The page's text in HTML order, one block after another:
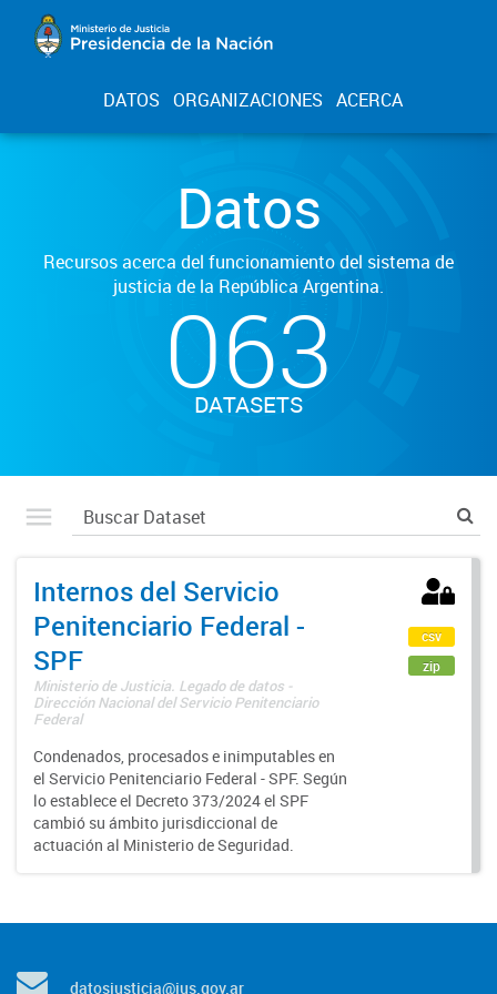
DATOS ORGANIZACIONES ACERCA
Datos
Recursos acerca del funcionamiento del sistema de
justicia de la República Argentina.
063
DATASETS
Internos del Servicio
Penitenciario Federal -
SPF
Ministerio de Justicia. Legado de datos -
Dirección Nacional del Servicio Penitenciario
Federal
Condenados, procesados e inimputables en
el Servicio Penitenciario Federal - SPF. Según
lo establece el Decreto 373/2024 el SPF
cambió su ámbito jurisdiccional de
actuación al Ministerio de Seguridad.
csv
zip
datosjusticia@jus.gov.ar